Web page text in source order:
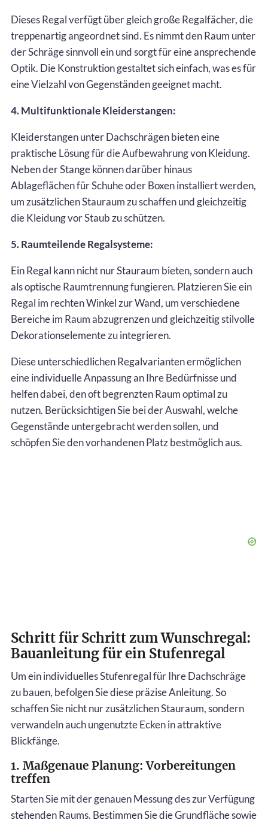
Dieses Regal verfügt über gleich große Regalfächer, die
treppenartig angeordnet sind. Es nimmt den Raum unter
der Schräge sinnvoll ein und sorgt für eine ansprechende
Optik. Die Konstruktion gestaltet sich einfach, was es für
eine Vielzahl von Gegenständen geeignet macht.
4. Multifunktionale Kleiderstangen:
Kleiderstangen unter Dachschrägen bieten eine
praktische Lösung für die Aufbewahrung von Kleidung.
Neben der Stange können darüber hinaus
Ablageflächen für Schuhe oder Boxen installiert werden,
um zusätzlichen Stauraum zu schaffen und gleichzeitig
die Kleidung vor Staub zu schützen.
5. Raumteilende Regalsysteme:
Ein Regal kann nicht nur Stauraum bieten, sondern auch
als optische Raumtrennung fungieren. Platzieren Sie ein
Regal im rechten Winkel zur Wand, um verschiedene
Bereiche im Raum abzugrenzen und gleichzeitig stilvolle
Dekorationselemente zu integrieren.
Diese unterschiedlichen Regalvarianten ermöglichen
eine individuelle Anpassung an Ihre Bedürfnisse und
helfen dabei, den oft begrenzten Raum optimal zu
nutzen. Berücksichtigen Sie bei der Auswahl, welche
Gegenstände untergebracht werden sollen, und
schöpfen Sie den vorhandenen Platz bestmöglich aus.
Schritt für Schritt zum Wunschregal:
Bauanleitung für ein Stufenregal
Um ein individuelles Stufenregal für Ihre Dachschräge
zu bauen, befolgen Sie diese präzise Anleitung. So
schaffen Sie nicht nur zusätzlichen Stauraum, sondern
verwandeln auch ungenutzte Ecken in attraktive
Blickfänge.
1. Maßgenaue Planung: Vorbereitungen
treffen
Starten Sie mit der genauen Messung des zur Verfügung
stehenden Raums. Bestimmen Sie die Grundfläche sowie